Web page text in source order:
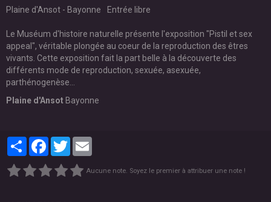
Plaine d'Ansot - Bayonne Entrée libre
Le Muséum d'histoire naturelle présente l'exposition "Pistil et sex
appeal", véritable plongée au coeur de la reproduction des êtres
vivants. Cette exposition fait la part belle à la découverte des
différents mode de reproduction, sexuée, asexuée,
parthénogenèse...
Plaine d'AnsotBayonne
PartagerFacebook
Twitter
Aucune note. Soyez le premier à attribuer une note !